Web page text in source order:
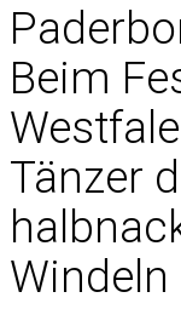
Beim
Tänzer